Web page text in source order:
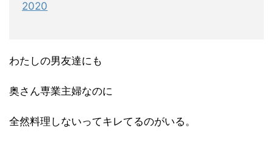
2020
わたしの男友達にも
奥さん専業主婦なのに
全然料理しないってキレてるのがいる。